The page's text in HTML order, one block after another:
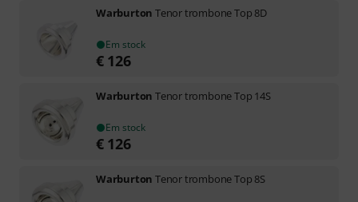
Warburton Tenor trombone Top 8D
Em stock
€ 126
Warburton Tenor trombone Top 14S
Em stock
€ 126
Warburton Tenor trombone Top 8S